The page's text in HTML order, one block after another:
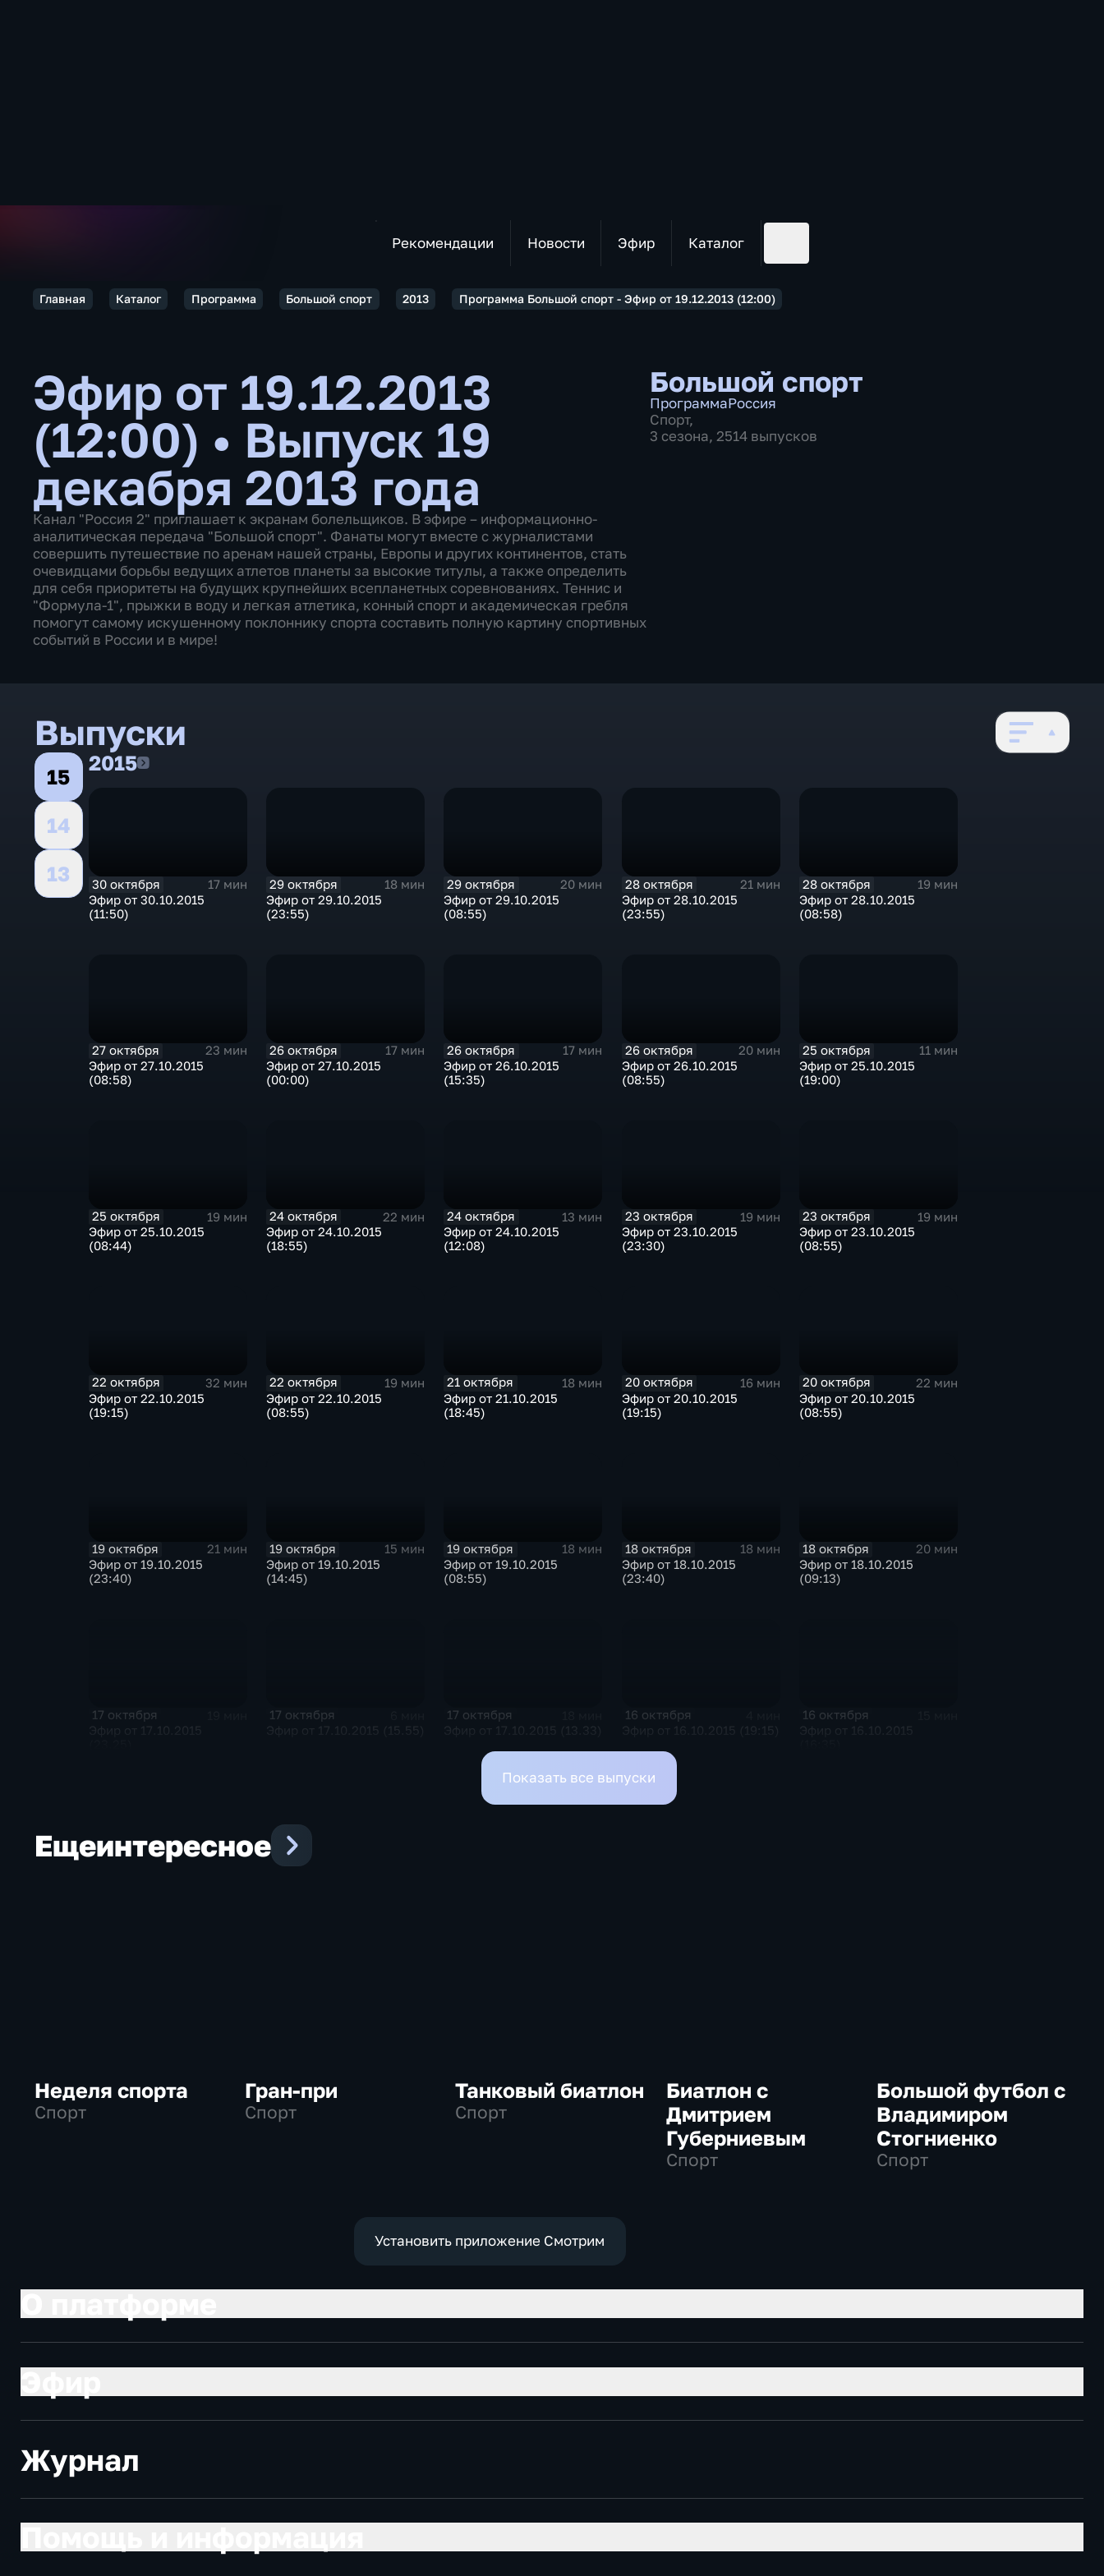
Рекомендации Новости Эфир Каталог
Главная Каталог Программа Большой спорт 2013 Программа Большой спорт - Эфир от 19.12.2013 (12:00)
Эфир от 19.12.2013
(12:00) • Выпуск 19
декабря 2013 года
Канал "Россия 2" приглашает к экранам болельщиков. В эфире – информационно-
аналитическая передача "Большой спорт". Фанаты могут вместе с журналистами
совершить путешествие по аренам нашей страны, Европы и других континентов, стать
очевидцами борьбы ведущих атлетов планеты за высокие титулы, а также определить
для себя приоритеты на будущих крупнейших всепланетных соревнованиях. Теннис и
"Формула-1", прыжки в воду и легкая атлетика, конный спорт и академическая гребля
помогут самому искушенному поклоннику спорта составить полную картину спортивных
событий в России и в мире!
Большой спорт
ПрограммаРоссия
Спорт,
3 сезона, 2514 выпусков
Выпуски
15
14
13
20152015
30 октября
17 мин
Эфир от 30.10.2015
(11:50)
29 октября
18 мин
Эфир от 29.10.2015
(23:55)
29 октября
20 мин
Эфир от 29.10.2015
(08:55)
28 октября
21 мин
Эфир от 28.10.2015
(23:55)
28 октября
19 мин
Эфир от 28.10.2015
(08:58)
27 октября
23 мин
Эфир от 27.10.2015
(08:58)
26 октября
17 мин
Эфир от 27.10.2015
(00:00)
26 октября
17 мин
Эфир от 26.10.2015
(15:35)
26 октября
20 мин
Эфир от 26.10.2015
(08:55)
25 октября
11 мин
Эфир от 25.10.2015
(19:00)
25 октября
19 мин
Эфир от 25.10.2015
(08:44)
24 октября
22 мин
Эфир от 24.10.2015
(18:55)
24 октября
13 мин
Эфир от 24.10.2015
(12:08)
23 октября
19 мин
Эфир от 23.10.2015
(23:30)
23 октября
19 мин
Эфир от 23.10.2015
(08:55)
22 октября
32 мин
Эфир от 22.10.2015
(19:15)
22 октября
19 мин
Эфир от 22.10.2015
(08:55)
21 октября
18 мин
Эфир от 21.10.2015
(18:45)
20 октября
16 мин
Эфир от 20.10.2015
(19:15)
20 октября
22 мин
Эфир от 20.10.2015
(08:55)
19 октября
21 мин
Эфир от 19.10.2015
(23:40)
19 октября
15 мин
Эфир от 19.10.2015
(14:45)
19 октября
18 мин
Эфир от 19.10.2015
(08:55)
18 октября
18 мин
Эфир от 18.10.2015
(23:40)
18 октября
20 мин
Эфир от 18.10.2015
(09:13)
17 октября 17 октября 17 октября 16 октября 16 октября
Показать все выпуски
Ещеинтересное
Неделя спорта
Спорт
Гран-при
Спорт
Танковый биатлон
Спорт
Биатлон с
Дмитрием
Губерниевым
Спорт
Большой футбол с
Владимиром
Стогниенко
Спорт
Установить приложение Смотрим
Журнал